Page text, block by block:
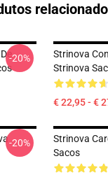
-20%
Strinova
Strinova
€ 22,95 - €
-20%
Strinova
Sacos